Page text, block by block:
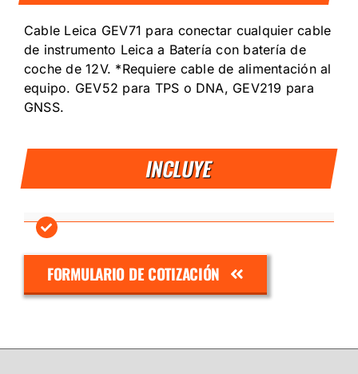
INCLUYE
Cable Leica GEV71 para conectar cualquier cable
de instrumento Leica a Batería con batería de
coche de 12V. *Requiere cable de alimentación al
equipo. GEV52 para TPS o DNA, GEV219 para
GNSS.
FORMULARIO DE COTIZACIÓN